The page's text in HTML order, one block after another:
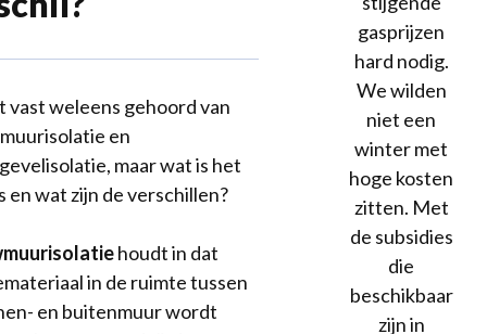
vast weleens gehoord van
en
maar wat is het
en wat zijn de verschillen?
houdt in dat
in de ruimte tussen
en buitenmuur wordt
gasprijzen
hard nodig.
We wilden
niet een
winter met
hoge kosten
zitten. Met
de subsidies
die
beschikbaar
zijn in